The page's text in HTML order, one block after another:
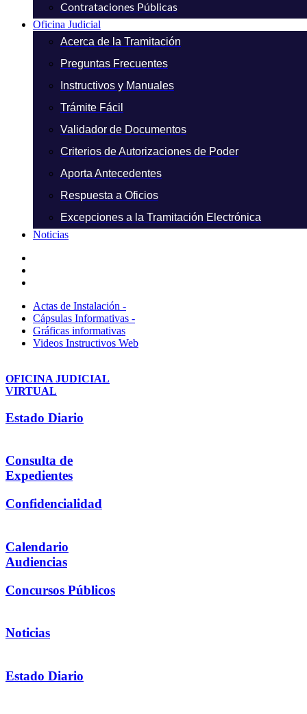
Contrataciones Públicas
Oficina Judicial
Acerca de la Tramitación
Preguntas Frecuentes
Instructivos y Manuales
Trámite Fácil
Validador de Documentos
Criterios de Autorizaciones de Poder
Aporta Antecedentes
Respuesta a Oficios
Excepciones a la Tramitación Electrónica
Noticias
Actas de Instalación -
Cápsulas Informativas -
Gráficas informativas
Videos Instructivos Web
OFICINA JUDICIAL
VIRTUAL
Estado Diario
Consulta de
Expedientes
Confidencialidad
Calendario
Audiencias
Concursos Públicos
Noticias
Estado Diario